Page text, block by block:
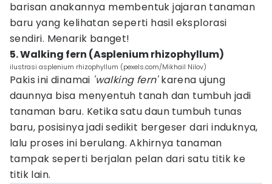
barisan anakannya membentuk jajaran tanaman
baru yang kelihatan seperti hasil eksplorasi
sendiri. Menarik banget!
5. Walking fern (Asplenium rhizophyllum)
ilustrasi asplenium rhizophyllum (pexels.com/Mikhail Nilov)
Pakis ini dinamai 'walking fern'karena ujung
daunnya bisa menyentuh tanah dan tumbuh jadi
tanaman baru. Ketika satu daun tumbuh tunas
baru, posisinya jadi sedikit bergeser dari induknya,
lalu proses ini berulang. Akhirnya tanaman
tampak seperti berjalan pelan dari satu titik ke
titik lain.